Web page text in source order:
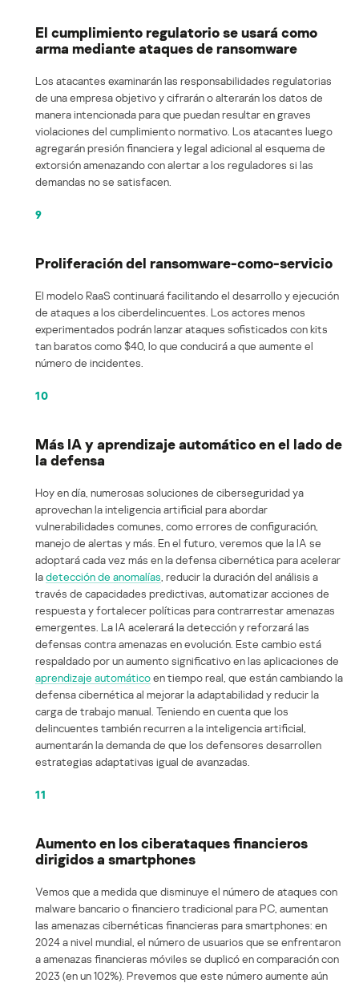
El cumplimiento regulatorio se usará como
arma mediante ataques de ransomware
Los atacantes examinarán las responsabilidades regulatorias
de una empresa objetivo y cifrarán o alterarán los datos de
manera intencionada para que puedan resultar en graves
violaciones del cumplimiento normativo. Los atacantes luego
agregarán presión financiera y legal adicional al esquema de
extorsión amenazando con alertar a los reguladores si las
demandas no se satisfacen.
9
Proliferación del ransomware-como-servicio
El modelo RaaS continuará facilitando el desarrollo y ejecución
de ataques a los ciberdelincuentes. Los actores menos
experimentados podrán lanzar ataques sofisticados con kits
tan baratos como $40, lo que conducirá a que aumente el
número de incidentes.
10
Más IA y aprendizaje automático en el lado de
la defensa
Hoy en día, numerosas soluciones de ciberseguridad ya
aprovechan la inteligencia artificial para abordar
vulnerabilidades comunes, como errores de configuración,
manejo de alertas y más. En el futuro, veremos que la IA se
adoptará cada vez más en la defensa cibernética para acelerar
ladetección de anomalías , reducir la duración del análisis a
través de capacidades predictivas, automatizar acciones de
respuesta y fortalecer políticas para contrarrestar amenazas
emergentes. La IA acelerará la detección y reforzará las
defensas contra amenazas en evolución. Este cambio está
respaldado por un aumento significativo en las aplicaciones de
aprendizaje automáticoen tiempo real, que están cambiando la
defensa cibernética al mejorar la adaptabilidad y reducir la
carga de trabajo manual. Teniendo en cuenta que los
delincuentes también recurren a la inteligencia artificial,
aumentarán la demanda de que los defensores desarrollen
estrategias adaptativas igual de avanzadas.
11
Aumento en los ciberataques financieros
dirigidos a smartphones
Vemos que a medida que disminuye el número de ataques con
malware bancario o financiero tradicional para PC, aumentan
las amenazas cibernéticas financieras para smartphones: en
2024 a nivel mundial, el número de usuarios que se enfrentaron
a amenazas financieras móviles se duplicó en comparación con
2023 (en un 102%). Prevemos que este número aumente aún